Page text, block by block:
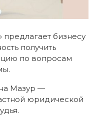
бизнесу
получить
по вопросам
Мазур —
юридической